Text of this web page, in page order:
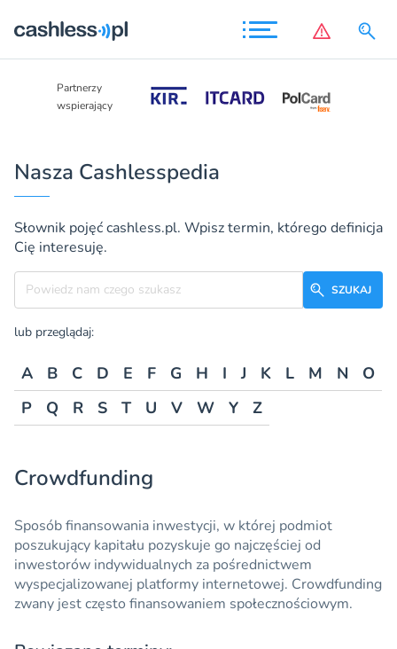
Partnerzy
wspierający
Nasza Cashlesspedia
Słownik pojęć cashless.pl. Wpisz termin, którego definicja
Cię interesuję.
Szukane hasło
SZUKAJ
lub przeglądaj:
A B C D E F G H I J K L M N
O
P
Q R S T U V W Y Z
Crowdfunding
Sposób finansowania inwestycji, w której podmiot
poszukujący kapitału pozyskuje go najczęściej od
inwestorów indywidualnych za pośrednictwem
wyspecjalizowanej platformy internetowej. Crowdfunding
zwany jest często finansowaniem społecznościowym.